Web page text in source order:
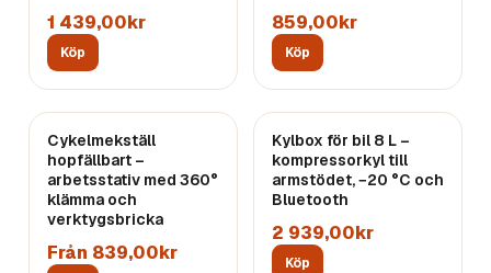
1 439,00kr
Köp
859,00kr
Köp
Cykelmekställ
hopfällbart –
arbetsstativ med 360°
klämma och
verktygsbricka
Från 839,00kr
Kylbox för bil 8 L –
kompressorkyl till
armstödet, −20 °C och
Bluetooth
2 939,00kr
Köp